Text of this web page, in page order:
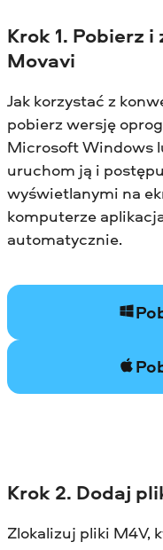
Krok 1. Pobierz
Movavi
Jak korzystać z
pobierz wersję
Microsoft Windows
uruchom ją i
wyświetlanymi na
komputerze
automatycznie.
Krok 2. Dodaj
Zlokalizuj pliki M4V,